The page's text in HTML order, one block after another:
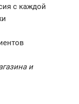
с каждой
и